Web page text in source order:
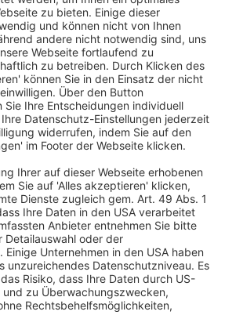
2026von kw
Deutsche Rechnungslegungs
(DRSC) eine unter www.drsc.de
zum Berichtsentwurf der
Reporting Advisory Group
of the Interest in a […]
zehn Start-ups beteiligen
2025vonkw